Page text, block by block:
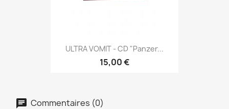
ULTRA VOMIT - CD "Panzer...
15,00 €
Commentaires (0)